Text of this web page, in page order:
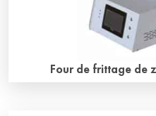
Four de frittage de